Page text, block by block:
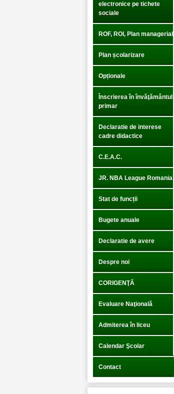
electronice pe tichete
sociale
ROF, ROI, Plan managerial
Plan școlarizare
Opționale
Înscrierea în învăţământul
primar
Declaratie de interese
cadre didactice
C.E.A.C.
JR. NBA League Romania
Stat de funcții
Bugete anuale
Declaratie de avere
Despre noi
CORIGENŢĂ
Evaluare Naţională
Admiterea în liceu
Calendar Şcolar
Contact